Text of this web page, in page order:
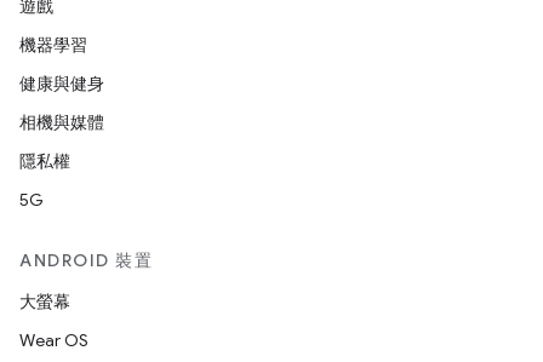
遊戲
機器學習
健康與健身
相機與媒體
隱私權
5G
ANDROID 裝置
大螢幕
Wear OS